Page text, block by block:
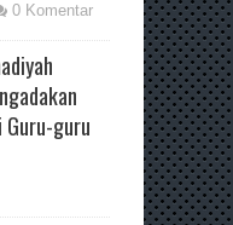
0 Komentar
guru